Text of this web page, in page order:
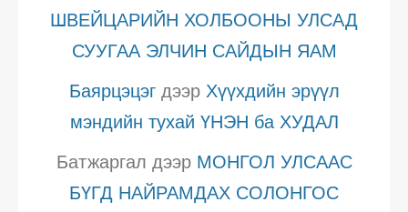
ШВЕЙЦАРИЙН ХОЛБООНЫ УЛСАД
СУУГАА ЭЛЧИН САЙДЫН ЯАМ
Баярцэцэгдээр Хүүхдийн эрүүл
мэндийн тухай ҮНЭН ба ХУДАЛ
Батжаргал дээр МОНГОЛ УЛСААС
БҮГД НАЙРАМДАХ СОЛОНГОС